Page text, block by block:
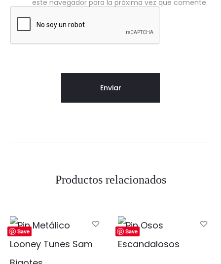
este navegador para la próxima vez que comente.
Productos relacionados
Save Save